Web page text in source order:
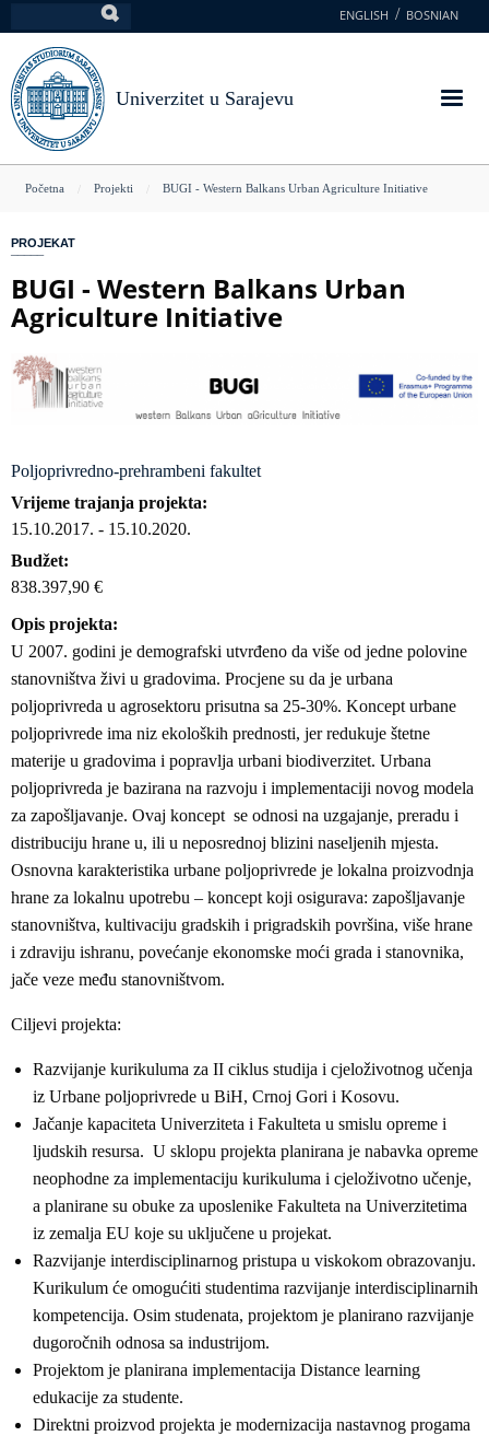
na
glavni
sadržaj
ENGLISH BOSNIAN
Univerzitet u Sarajevu
You
here
Početna Projekti BUGI - Western Balkans Urban Agriculture Initiative
PROJEKAT
BUGI - Western Balkans Urban
Agriculture Initiative
Poljoprivredno-prehrambeni fakultet
Vrijeme trajanja projekta
15.10.2017. - 15.10.2020.
Budžet
838.397,90 €
Opis projekta
U 2007. godini je demografski utvrđeno da više od jedne polovine
stanovništva živi u gradovima. Procjene su da je urbana
poljoprivreda u agrosektoru prisutna sa 25-30%. Koncept urbane
poljoprivrede ima niz ekoloških prednosti, jer redukuje štetne
materije u gradovima i popravlja urbani biodiverzitet. Urbana
poljoprivreda je bazirana na razvoju i implementaciji novog modela
za zapošljavanje. Ovaj koncept se odnosi na uzgajanje, preradu i
distribuciju hrane u, ili u neposrednoj blizini naseljenih mjesta.
Osnovna karakteristika urbane poljoprivrede je lokalna proizvodnja
hrane za lokalnu upotrebu – koncept koji osigurava: zapošljavanje
stanovništva, kultivaciju gradskih i prigradskih površina, više hrane
i zdraviju ishranu, povećanje ekonomske moći grada i stanovnika,
jače veze među stanovništvom.
Ciljevi projekta:
Razvijanje kurikuluma za II ciklus studija i cjeloživotnog učenja
iz Urbane poljoprivrede u BiH, Crnoj Gori i Kosovu.
Jačanje kapaciteta Univerziteta i Fakulteta u smislu opreme i
ljudskih resursa. U sklopu projekta planirana je nabavka opreme
neophodne za implementaciju kurikuluma i cjeloživotno učenje,
a planirane su obuke za uposlenike Fakulteta na Univerzitetima
iz zemalja EU koje su uključene u projekat.
Razvijanje interdisciplinarnog pristupa u viskokom obrazovanju.
Kurikulum će omogućiti studentima razvijanje interdisciplinarnih
kompetencija. Osim studenata, projektom je planirano razvijanje
dugoročnih odnosa sa industrijom.
Projektom je planirana implementacija Distance learning
edukacije za studente.
Direktni proizvod projekta je modernizacija nastavnog progama